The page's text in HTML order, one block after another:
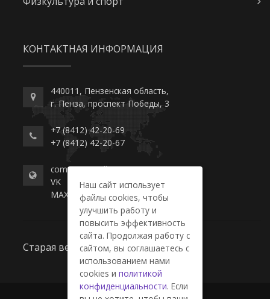
КОНТАКТНАЯ ИНФОРМАЦИЯ
440011, Пензенская область,
г. Пенза, проспект Победы, 3
+7 (8412) 42-20-69
+7 (8412) 42-20-67
commerce-college.ru
VK
MAX
Старая версия сайта
Наш сайт использует
файлы cookies, чтобы
улучшить работу и
повысить эффективность
сайта. Продолжая работу с
сайтом, вы соглашаетесь с
использованием нами
cookies и политикой
конфиденциальности. Если